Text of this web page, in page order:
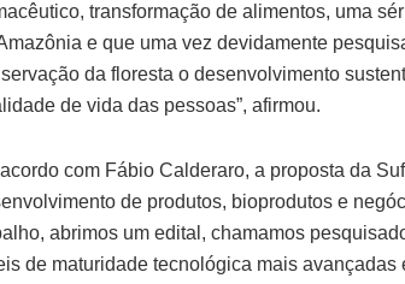
transformação de alimentos, uma
e que uma vez devidamente
da floresta o desenvolvimento
de vida das pessoas”, afirmou.
com Fábio Calderaro, a proposta da
de produtos, bioprodutos e
abrimos um edital, chamamos
de maturidade tecnológica mais